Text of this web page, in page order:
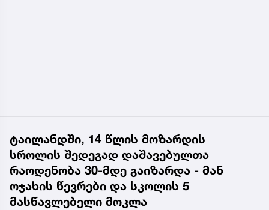
ტაილანდში, 14 წლის მოზარდის
სროლის შედეგად დაშავებულთა
რაოდენობა 30-მდე გაიზარდა - მან
ოჯახის წევრები და სკოლის 5
მასწავლებელი მოკლა